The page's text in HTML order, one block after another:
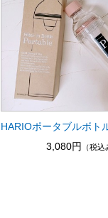
HARIOポータブルボト
3,080円
（税込